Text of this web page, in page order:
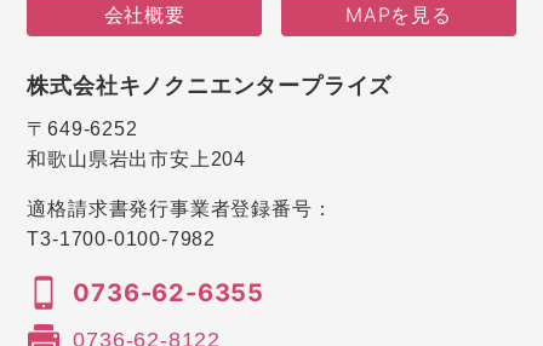
会社概要 MAPを見る
株式会社キノクニエンタープライズ
〒649-6252
和歌山県岩出市安上204
適格請求書発行事業者登録番号：
T3-1700-0100-7982
0736-62-6355
0736-62-8122